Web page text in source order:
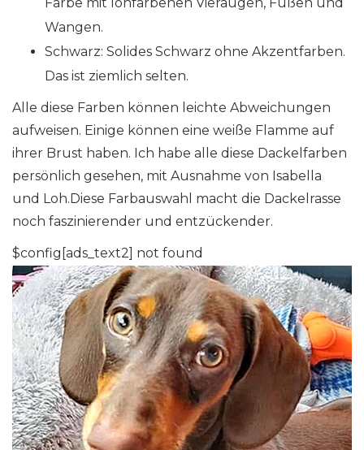
Wangen.
Schwarz: Solides Schwarz ohne Akzentfarben.
Das ist ziemlich selten.
Alle diese Farben können leichte Abweichungen
aufweisen. Einige können eine weiße Flamme auf
ihrer Brust haben. Ich habe alle diese Dackelfarben
persönlich gesehen, mit Ausnahme von Isabella
und Loh.Diese Farbauswahl macht die Dackelrasse
noch faszinierender und entzückender.
$config[ads_text2] not found